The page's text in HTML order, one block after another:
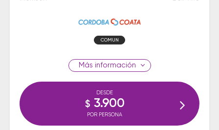
COMUN
información
DESDE
$ 3.900
POR PERSONA